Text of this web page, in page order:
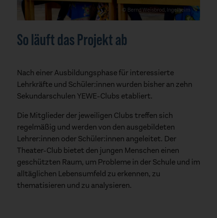
© Bernd Weisbrod, Ingelheim
So läuft das Projekt ab
Nach einer Ausbildungsphase für interessierte
Lehrkräfte und Schüler:innen wurden bisher an zehn
Sekundarschulen YEWE-Clubs etabliert.
Die Mitglieder der jeweiligen Clubs treffen sich
regelmäßig und werden von den ausgebildeten
Lehrer:innen oder Schüler:innen angeleitet. Der
Theater-Club bietet den jungen Menschen einen
geschützten Raum, um Probleme in der Schule und im
alltäglichen Lebensumfeld zu erkennen, zu
thematisieren und zu analysieren.